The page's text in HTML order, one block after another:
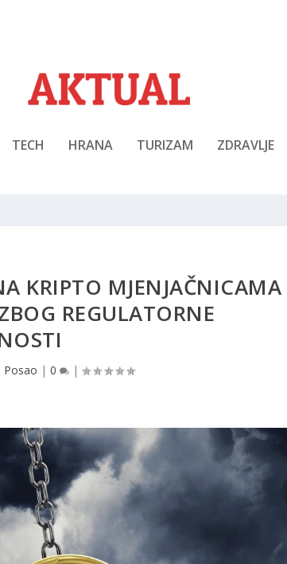
TECH HRANA TURIZAM ZDRAVLJE
KRIPTO MJENJAČNICAMA
REGULATORNE
Posao | 0 |